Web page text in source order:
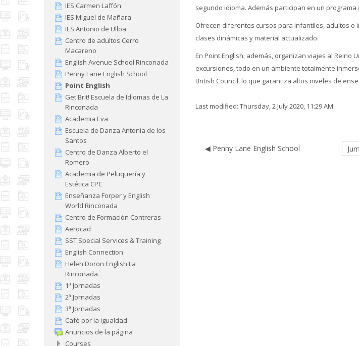
segundo idioma. Además participan en un
Ofrecen diferentes cursos para infantiles, adultos o
clases dinámicas y material actualizado.
En Point English, además, organizan viajes al
excursiones, todo en un ambiente totalmente
British Council, lo que garantiza altos niveles de
Last modified: Thursday, 2 July 2020, 11:29 AM
◀︎ Penny Lane English School
Jump
IES Carmen Laffón
IES Miguel de Mañara
IES Antonio de Ulloa
Centro de adultos Cerro
Macareno
English Avenue School Rinconada
Penny Lane English School
Point English
Get Brit! Escuela de Idiomas de La
Rinconada
Academia Eva
Escuela de Danza Antonia de los
Santos
Centro de Danza Alberto el
Romero
Academia de Peluquería y
Estética CPC
Enseñanza Forper y English
World Rinconada
Centro de Formación Contreras
Aerocad
SST Special Services & Training
English Connection
Helen Doron English La
Rinconada
1ª Jornadas
2ª Jornadas
3ª Jornadas
Café por la igualdad
Anuncios de la página
Courses